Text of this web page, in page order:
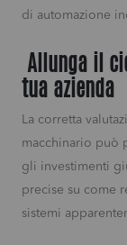
di automazione
Allunga il
tua azienda
La corretta
macchinario può
gli investimenti
precise su come
sistemi